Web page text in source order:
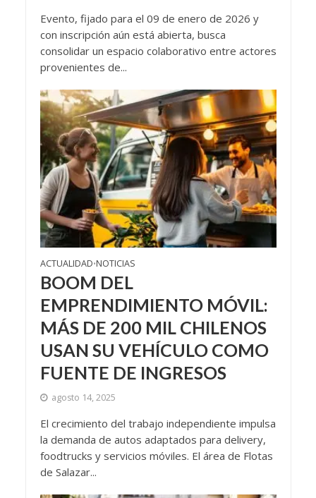
Evento, fijado para el 09 de enero de 2026 y
con inscripción aún está abierta, busca
consolidar un espacio colaborativo entre actores
provenientes de...
ACTUALIDAD•NOTICIAS
BOOM DEL
EMPRENDIMIENTO MÓVIL:
MÁS DE 200 MIL CHILENOS
USAN SU VEHÍCULO COMO
FUENTE DE INGRESOS
agosto 14, 2025
El crecimiento del trabajo independiente impulsa
la demanda de autos adaptados para delivery,
foodtrucks y servicios móviles. El área de Flotas
de Salazar...